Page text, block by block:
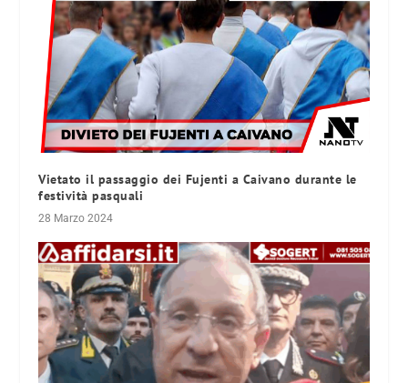
Vietato il passaggio dei Fujenti a Caivano durante le
festività pasquali
28 Marzo 2024